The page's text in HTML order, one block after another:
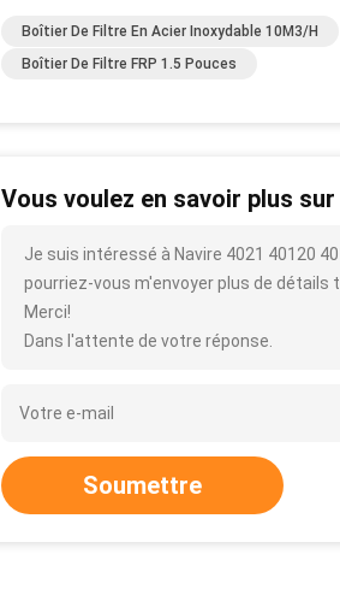
Boîtier De Filtre En Acier Inoxydable 10M3/h
Boîtier De Filtre FRP 1.5 Pouces
Vous voulez en savoir plus
Je suis intéressé à Navire 4021 40120
pourriez-vous m'envoyer plus de détails
Merci!
Dans l'attente de votre réponse.
Soumettre